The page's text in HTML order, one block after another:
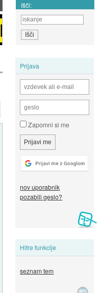
Išči:
Prijava
Zapomni si me
nov uporabnik
pozabili geslo?
Hitre funkcije
seznam tem